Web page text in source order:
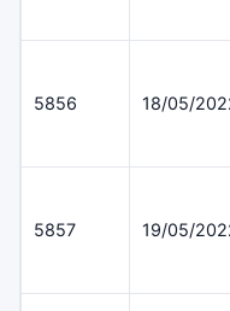
5856 18/05/
5857 19/05/